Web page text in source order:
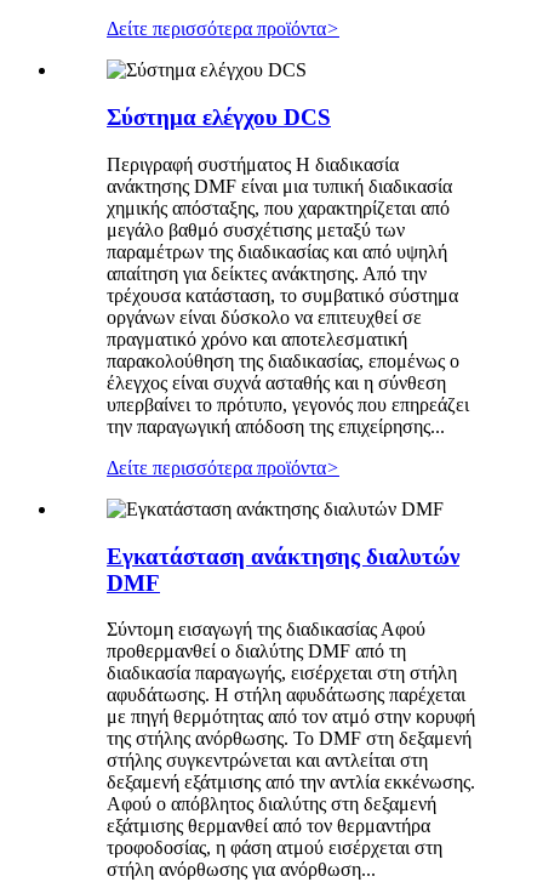
Δείτε περισσότερα προϊόντα>
Σύστημα ελέγχου DCS
Περιγραφή συστήματος Η διαδικασία
ανάκτησης DMF είναι μια τυπική διαδικασία
χημικής απόσταξης, που χαρακτηρίζεται από
μεγάλο βαθμό συσχέτισης μεταξύ των
παραμέτρων της διαδικασίας και από υψηλή
απαίτηση για δείκτες ανάκτησης. Από την
τρέχουσα κατάσταση, το συμβατικό σύστημα
οργάνων είναι δύσκολο να επιτευχθεί σε
πραγματικό χρόνο και αποτελεσματική
παρακολούθηση της διαδικασίας, επομένως ο
έλεγχος είναι συχνά ασταθής και η σύνθεση
υπερβαίνει το πρότυπο, γεγονός που επηρεάζει
την παραγωγική απόδοση της επιχείρησης...
Δείτε περισσότερα προϊόντα>
Εγκατάσταση ανάκτησης διαλυτών
DMF
Σύντομη εισαγωγή της διαδικασίας Αφού
προθερμανθεί ο διαλύτης DMF από τη
διαδικασία παραγωγής, εισέρχεται στη στήλη
αφυδάτωσης. Η στήλη αφυδάτωσης παρέχεται
με πηγή θερμότητας από τον ατμό στην κορυφή
της στήλης ανόρθωσης. Το DMF στη δεξαμενή
στήλης συγκεντρώνεται και αντλείται στη
δεξαμενή εξάτμισης από την αντλία εκκένωσης.
Αφού ο απόβλητος διαλύτης στη δεξαμενή
εξάτμισης θερμανθεί από τον θερμαντήρα
τροφοδοσίας, η φάση ατμού εισέρχεται στη
στήλη ανόρθωσης για ανόρθωση...